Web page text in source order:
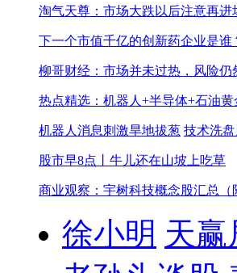
淘气天尊：市场大跌以后注意再进
下一个市值千亿的创新药企业是谁
柳哥财经：市场并未过热，风险仍
热点精选：机器人+半导体+石油黄
机器人消息刺激旱地拔葱 技术洗
股市早8点丨牛儿还在山坡上吃草
商业观察：宇树科技概念股汇总（
徐小明 天赢